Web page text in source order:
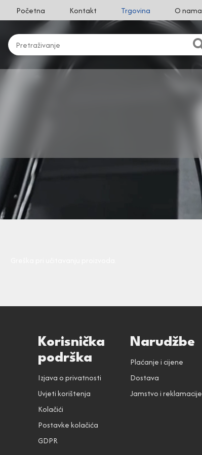
Početna Kontakt Trgovina O nama
Korisnička
podrška
Izjava o privatnosti
Uvjeti korištenja
Kolačići
Postavke kolačića
GDPR
Narudžbe
Plaćanje i cijene
Dostava
Jamstvo i reklamacije